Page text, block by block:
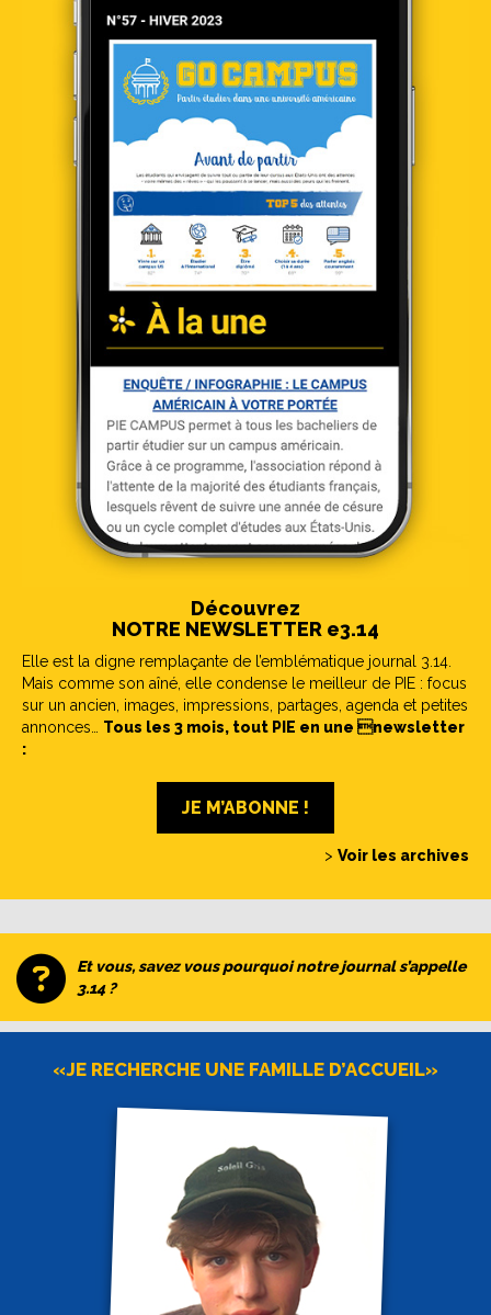
Découvrez
NOTRE NEWSLETTER e3.14
Elle est la digne remplaçante de l’emblématique journal 3.14.
Mais comme son aîné, elle condense le meilleur de PIE : focus
sur un ancien, images, impressions, partages, agenda et petites
annonces… Tous les 3 mois, tout PIE en une newsletter
:
JE M’ABONNE !
> Voir les archives
Et vous, savez vous pourquoi notre journal s’appelle
3.14 ?
«JE RECHERCHE UNE FAMILLE D’ACCUEIL»